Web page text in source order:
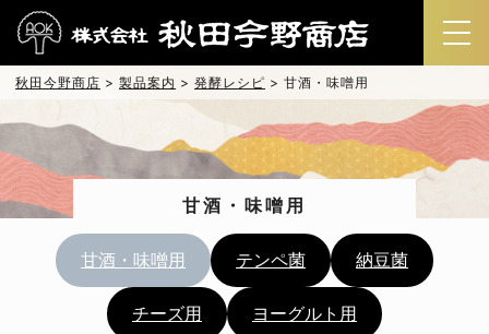
秋田今野商店 > 製品案内 > 発酵レシピ > 甘酒・味噌用
甘酒・味噌用
甘酒・味噌用 テンペ菌 納豆菌
チーズ用 ヨーグルト用